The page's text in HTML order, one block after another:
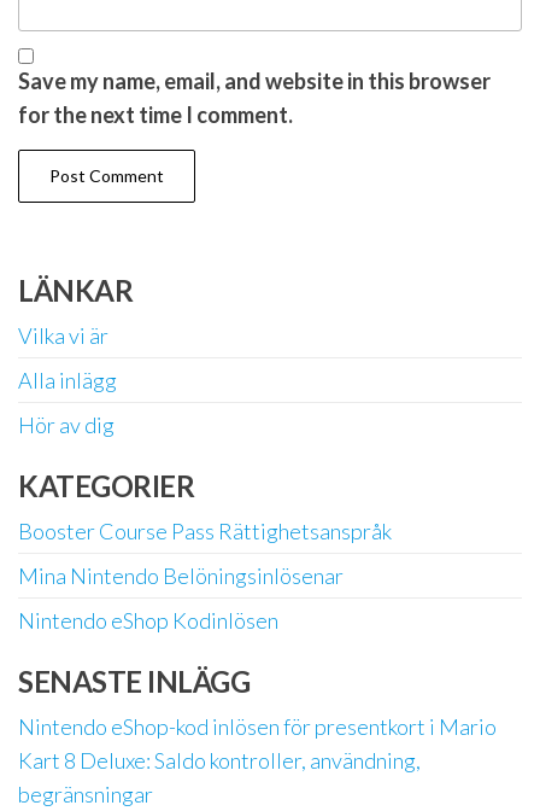
Save my name, email, and website in this browser
for the next time I comment.
LÄNKAR
Vilka vi är
Alla inlägg
Hör av dig
KATEGORIER
Booster Course Pass Rättighetsanspråk
Mina Nintendo Belöningsinlösenar
Nintendo eShop Kodinlösen
SENASTE INLÄGG
Nintendo eShop-kod inlösen för presentkort i Mario
Kart 8 Deluxe: Saldo kontroller, användning,
begränsningar